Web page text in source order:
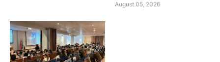
August 05, 2026